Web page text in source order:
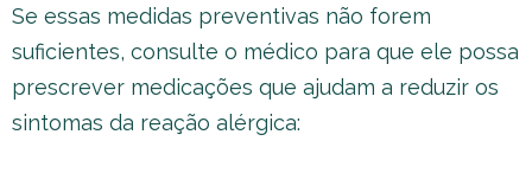
Se essas medidas preventivas não forem
suficientes, consulte o médico para que ele possa
prescrever medicações que ajudam a reduzir os
sintomas da reação alérgica: